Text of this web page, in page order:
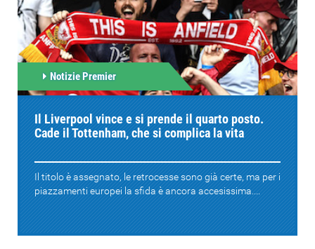
Notizie Premier
Il Liverpool vince e si prende il quarto posto.
Cade il Tottenham, che si complica la vita
Il titolo è assegnato, le retrocesse sono già certe, ma per i
piazzamenti europei la sfida è ancora accesissima....